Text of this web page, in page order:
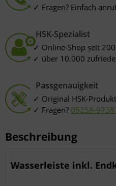
Fragen? Einfach
HSK-Spezialist
Online-Shop seit
über 10.000
Passgenauigkeit
Original HSK-
Fragen? 05258-
Beschreibung
Wasserleiste inkl.